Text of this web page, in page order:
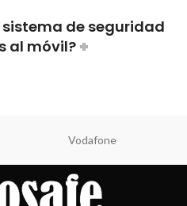
de seguridad
al móvil?
Vodafone